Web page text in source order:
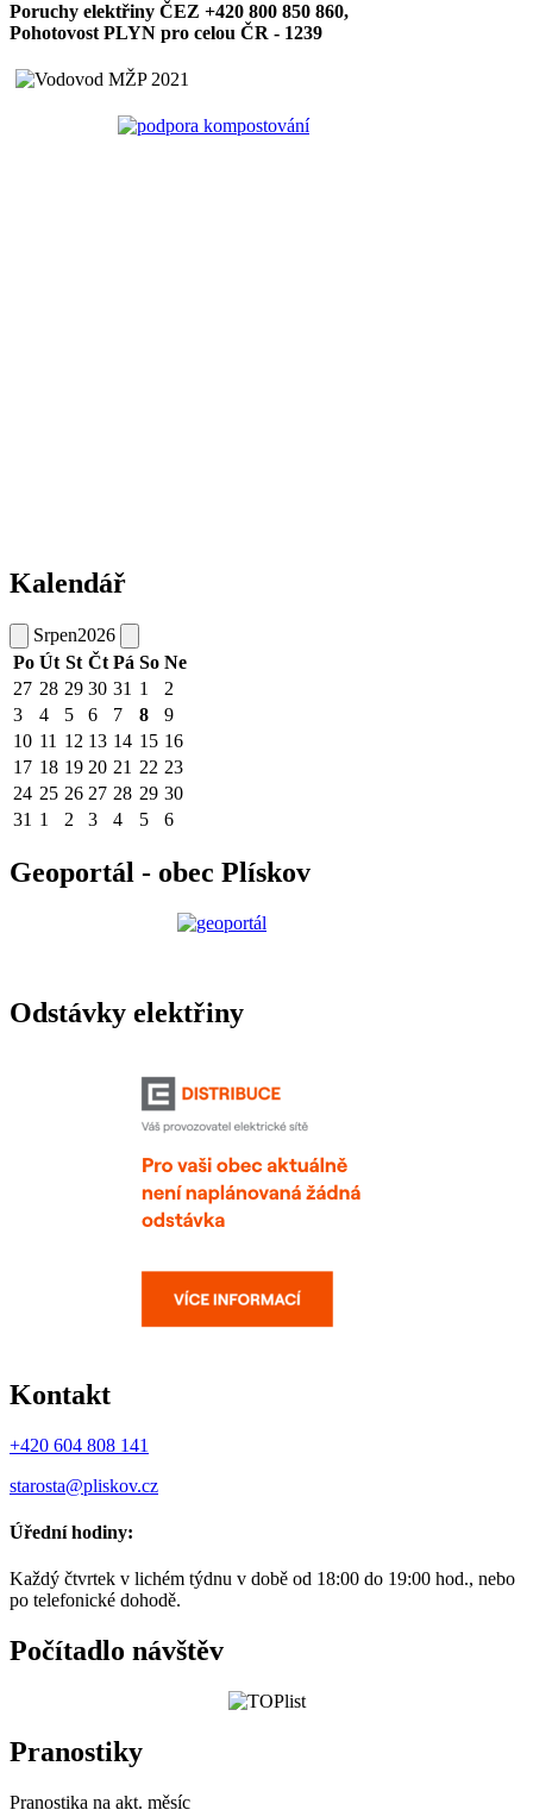
Poruchy elektřiny ČEZ +420 800 850 860,
Pohotovost PLYN pro celou ČR - 1239
Kalendář
Srpen2026
Po Út St Čt Pá So Ne
27 28 29 30 31 1
2
3
4 5 6 7 8
9
10 11 12 13 14 15 16
17 18 19 20 21 22 23
24 25 26 27 28 29 30
31 1 2 3 4 5 6
Geoportál - obec Plískov
Odstávky elektřiny
Kontakt
+420 604 808 141
starosta@pliskov.cz
Úřední hodiny:
Každý čtvrtek v lichém týdnu v době od 18:00 do 19:00 hod., nebo
po telefonické dohodě.
Počítadlo návštěv
Pranostiky
Pranostika na akt. měsíc